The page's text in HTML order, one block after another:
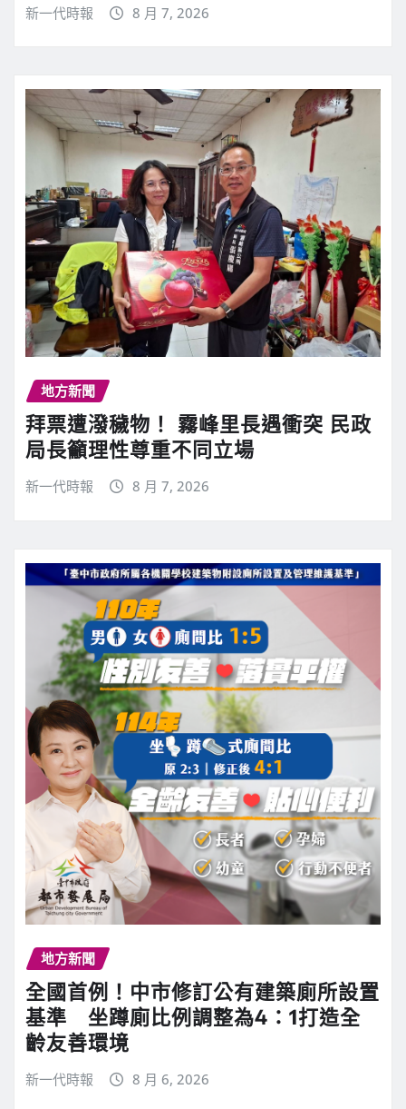
新一代時報 8 月 7, 2026
地方新聞
拜票遭潑穢物！ 霧峰里長遇衝突 民政
局長籲理性尊重不同立場
新一代時報 8 月 7, 2026
地方新聞
全國首例！中市修訂公有建築廁所設置
基準 坐蹲廁比例調整為4：1打造全
齡友善環境
新一代時報 8 月 6, 2026